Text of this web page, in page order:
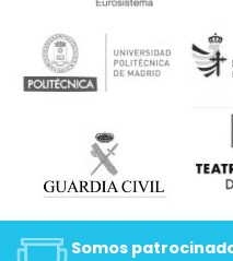
Somos